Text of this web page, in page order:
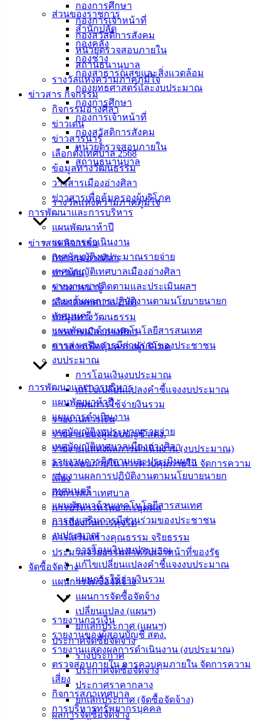
กองการศึกษา
กองการเจ้าหน้าที่
กองสวัสดิการสังคม
หน่วยตรวจสอบภายใน
สถานธนานุบาล
รางวัลแห่งความภาคภูมิใจ
ข่าวสาร กิจกรรม
กิจกรรมอ่างศิลา
ข่าวเด่น
ข่าวสารน่ารู้
เลือกตั้งเทศบาล 2568
ข้อมูลทางวัฒนธรรม
วารสารเมืองอ่างศิลา
ข่าวสารเพื่อคุ้มครองผู้บริโภค
การพัฒนาและการบริหาร
แผนพัฒนาห้าปี
แผนการดำเนินงาน
เทศบัญญัติงบประมาณรายจ่าย
เทศบัญญัติเทศบาลเมืองอ่างศิลา
รายงานการติดตามและประเมินผลฯ
รายงานผลการปฏิบัติงานตามนโยบายนายก
เทศมนตรี
แผนพัฒนาด้านเทคโนโลยีสารสนเทศ
การส่งเสริมการมีส่วนร่วมของประชาชน
งบประมาณ
การโอนเงินงบประมาณ
แก้ไขเปลี่ยนแปลงคำชี้แจงงบประมาณ
แผนการใช้จ่ายงินรวม
รายงานการเงิน
รายงานของผู้สอบบัญชี สตง.
รายงานแสดงผลการดำเนินงาน (งบประมาณ)
ตรวจสอบภายใน การควบคุมภายใน จัดการความ
เสี่ยง
กิจการสภาเทศบาล
การบริหารทรัพยากรบุคคล
การป้องกันการทุจริต
การเสริมสร้างคุณธรรม จริยธรรม
ประมวลจริยธรรมสำหรับเจ้าหน้าที่ของรัฐ
จัดซื้อจัดจ้าง
แผนการจัดซื้อจัดจ้าง
แผนการจัดซื้อจัดจ้าง
เปลี่ยนแปลง (แผนฯ)
ยกเลิกประกาศ (แผนฯ)
ประกาศจัดซื้อจัดจ้าง
ร่างประกาศ
ประกาศจัดซื้อจัดจ้าง
ประกาศราคากลาง
ยกเลิกประกาศ (จัดซื้อจัดจ้าง)
ผลการจัดซื้อจัดจ้าง
ส่วนของราชการ
สำนักปลัด
กองคลัง
กองช่าง
กองสาธารณสุขและสิ่งแวดล้อม
กองยุทธศาสตร์และงบประมาณ
กองการศึกษา
กองการเจ้าหน้าที่
กองสวัสดิการสังคม
หน่วยตรวจสอบภายใน
สถานธนานุบาล
รางวัลแห่งความภาคภูมิใจ
ข่าวสาร กิจกรรม
กิจกรรมอ่างศิลา
ข่าวเด่น
ข่าวสารน่ารู้
เลือกตั้งเทศบาล 2568
ข้อมูลทางวัฒนธรรม
วารสารเมืองอ่างศิลา
ข่าวสารเพื่อคุ้มครองผู้บริโภค
การพัฒนาและการบริหาร
แผนพัฒนาห้าปี
แผนการดำเนินงาน
เทศบัญญัติงบประมาณรายจ่าย
เทศบัญญัติเทศบาลเมืองอ่างศิลา
รายงานการติดตามและประเมินผลฯ
รายงานผลการปฏิบัติงานตามนโยบายนายก
เทศมนตรี
แผนพัฒนาด้านเทคโนโลยีสารสนเทศ
การส่งเสริมการมีส่วนร่วมของประชาชน
งบประมาณ
การโอนเงินงบประมาณ
แก้ไขเปลี่ยนแปลงคำชี้แจงงบประมาณ
แผนการใช้จ่ายงินรวม
รายงานการเงิน
รายงานของผู้สอบบัญชี สตง.
รายงานแสดงผลการดำเนินงาน (งบประมาณ)
ตรวจสอบภายใน การควบคุมภายใน จัดการความ
เสี่ยง
กิจการสภาเทศบาล
การบริหารทรัพยากรบุคคล
เทศบาลเมือง
อ.เมือง จ.ชลบุรี
ติดต่อ :038-
บริการ
ประชาชน
ดาวน์โหลด
แบบ
ฟอร์ม,
เอกสาร
คู่มือ
สำหรับ
ประชาชน/
คู่มือการ
ปฏิบัติ
งาน
ข่าวสาร
น่ารู้
ศุนย์
ข่าวสาร
อิเล็กทรอนิกส์
องค์
ความรู้
(Knowledge
Management)
เทศบาล
สายตรง
นายก
ประวัติ
เทศบาล
ผู้บริหาร
ส่วน
เทศบาล
สงวนลิขสิทธิ์ © 2563 เทศบาลเมืองอ่างศิลา จังหวัดชลบุรี |